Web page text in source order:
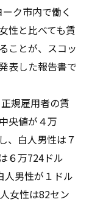
ク市内で働く
性と比べても賃
ことが、スコッ
表した報告書で
規雇用者の賃
央値が４万
、白人男性は７
６万724ドル
人男性が１ドル
女性は82セン